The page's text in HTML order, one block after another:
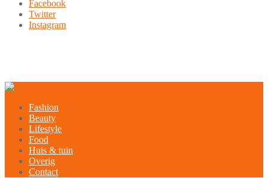
naar
Facebook
Twitter
Instagram
Fashion
Beauty
Lifestyle
Food
Huis & tuin
Overig
Contact